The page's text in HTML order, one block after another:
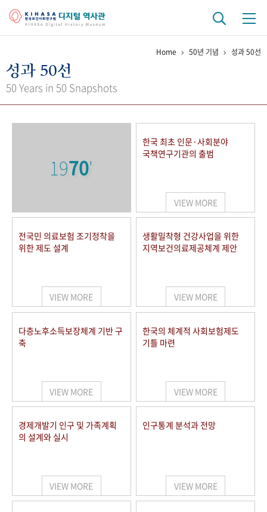
걸어온 길 기관 변천사
키워드로 보는 연구 역사
연구자들
사진 아카이브 문서 기록물 행정박물 영상 기록물
50+1 주년 기념
세계와 함께 한 KIHASA
VR 역사관
Home 50년 기념 성과 50선
성과 50선
50 Years in 50 Snapshots
1970'
한국 최초 인문·사회분야
국책연구기관의 출범
VIEW MORE
전국민 의료보험 조기정착을
위한 제도 설계
VIEW MORE
생활밀착형 건강사업을 위한
지역보건의료제공체계 제안
VIEW MORE
다층노후소득보장체계 기반 구
축
VIEW MORE
한국의 체계적 사회보험제도
기틀 마련
VIEW MORE
경제개발기 인구 및 가족계획
의 설계와 실시
VIEW MORE
인구통계 분석과 전망
VIEW MORE